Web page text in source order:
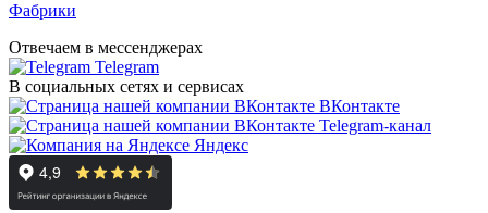
Фабрики
Отвечаем в мессенджерах
Telegram
В социальных сетях и сервисах
ВКонтакте
Telegram-канал
Яндекс